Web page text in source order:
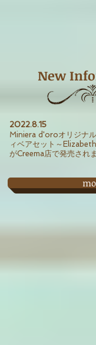
2022.8.15
Miniera d'oroオリジナ
ィベアセット～
がCreema店で発売され
New